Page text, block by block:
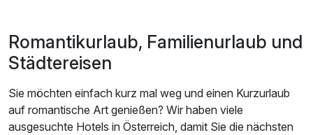
inkl. verschiedene Massage- & Schwallduschen
inkl. W-LAN Nutzung im Hotelbereich
Romantikurlaub, Familienurlaub und
Städtereisen
Sie möchten einfach kurz mal weg und einen Kurzurlaub
auf romantische Art genießen? Wir haben viele
ausgesuchte Hotels in Österreich, damit Sie die nächsten